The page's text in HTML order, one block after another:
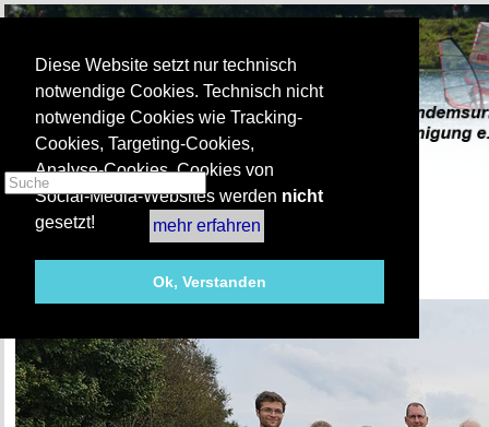
Diese Website setzt nur technisch
notwendige Cookies. Technisch nicht
notwendige Cookies wie Tracking-
Cookies, Targeting-Cookies,
Analyse-Cookies, Cookies von
Social-Media-Websites werden nicht
gesetzt!
mehr erfahren
Ok, Verstanden
1. Tenderingsee 17. September 2023